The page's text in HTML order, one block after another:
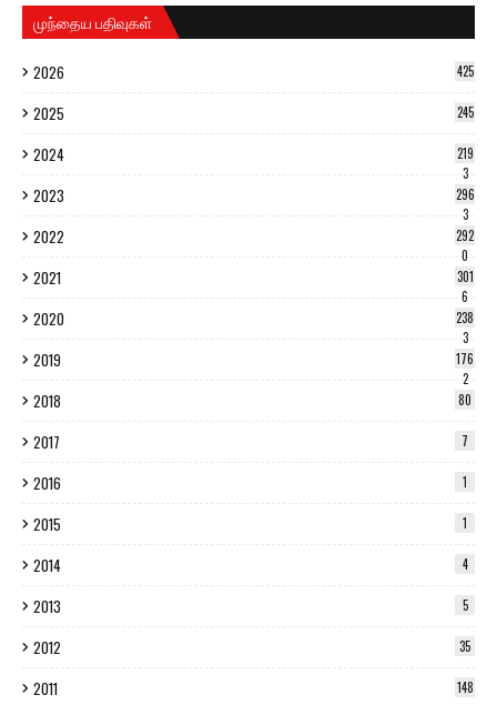
முந்தைய பதிவுகள்
2026 425
2025 245
2024
219
3
2023
296
3
2022
292
0
2021
301
6
2020
238
3
2019
176
2
2018 80
2017 7
2016 1
2015 1
2014 4
2013 5
2012 35
2011 148